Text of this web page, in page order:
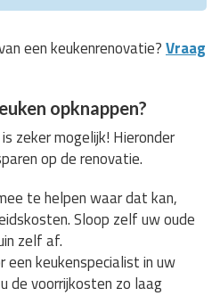
een keukenrenovatie?Vraag
opknappen?
zeker mogelijk! Hieronder
op de renovatie.
te helpen waar dat kan,
Sloop zelf uw oude
zelf af.
een keukenspecialist in uw
de voorrijkosten zo laag